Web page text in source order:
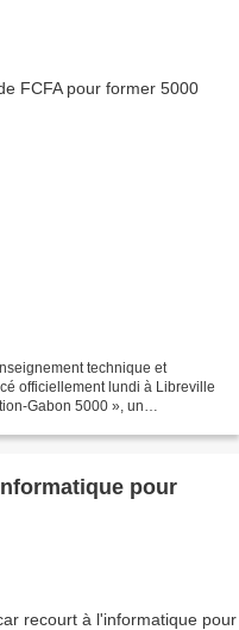
technique et
officiellement lundi à Libreville
Gabon 5000 », un
pour